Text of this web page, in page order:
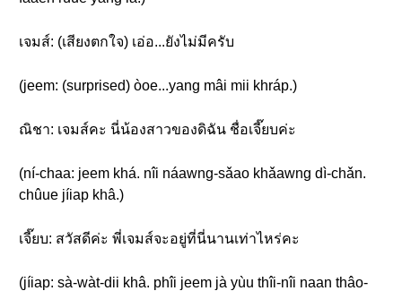
เจมส์: (เสียงตกใจ) เอ่อ...ยังไม่มีครับ
(jeem: (surprised) òoe...yang mâi mii khráp.)
ณิชา: เจมส์คะ นี่น้องสาวของดิฉัน ชื่อเจี๊ยบค่ะ
(ní-chaa: jeem khá. nîi náawng-sǎao khǎawng dì-chǎn.
chûue jíiap khâ.)
เจี๊ยบ: สวัสดีค่ะ พี่เจมส์จะอยู่ที่นี่นานเท่าไหร่คะ
(jíiap: sà-wàt-dii khâ. phîi jeem jà yùu thîi-nîi naan thâo-